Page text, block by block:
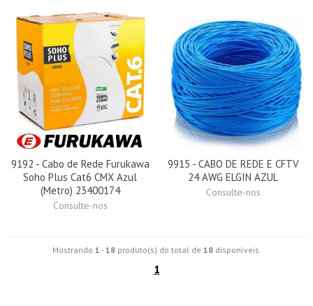
9192 - Cabo de Rede Furukawa
Soho Plus Cat6 CMX Azul
(Metro) 23400174
Consulte-nos
9915 - CABO DE REDE E CFTV
24 AWG ELGIN AZUL
Consulte-nos
Mostrando 1 - 18produto(s) do total de 18disponíveis.
1